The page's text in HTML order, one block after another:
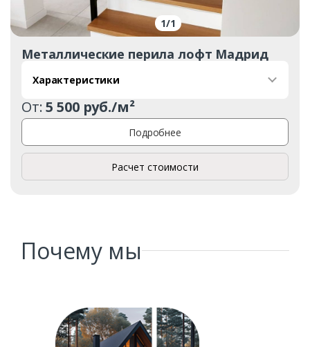
Заказать
Комментарий к заказу
1/1
Металлические перила лофт Мадрид
Характеристики
От:5 500 руб./м²
Подробнее
Расчет стоимости
Почему мы